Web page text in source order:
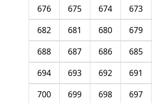
673
674
675
676
679
680
681
682
685
686
687
688
691
692
693
694
697
698
699
700